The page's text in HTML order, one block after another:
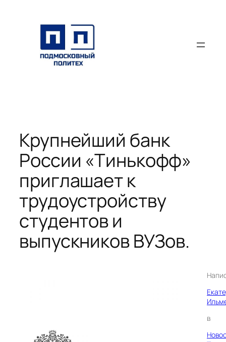
содержимому
Крупнейший банк
России «Тинькофф»
приглашает к
трудоустройству
студентов и
выпускников ВУЗов.
в